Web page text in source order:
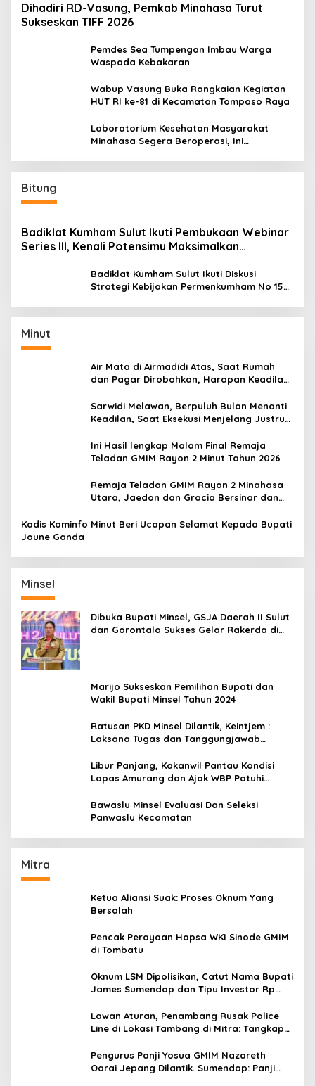
Dihadiri RD-Vasung, Pemkab Minahasa Turut
Sukseskan TIFF 2026
Pemdes Sea Tumpengan Imbau Warga
Waspada Kebakaran
Wabup Vasung Buka Rangkaian Kegiatan
HUT RI ke-81 di Kecamatan Tompaso Raya
Laboratorium Kesehatan Masyarakat
Minahasa Segera Beroperasi, Ini
Bitung
Badiklat Kumham Sulut Ikuti Pembukaan Webinar
Series III, Kenali Potensimu Maksimalkan
Badiklat Kumham Sulut Ikuti Diskusi
Strategi Kebijakan Permenkumham No 15
Minut
Air Mata di Airmadidi Atas, Saat Rumah
dan Pagar Dirobohkan, Harapan Keadilan
Sarwidi Melawan, Berpuluh Bulan Menanti
Keadilan, Saat Eksekusi Menjelang Justru
Ini Hasil lengkap Malam Final Remaja
Teladan GMIM Rayon 2 Minut Tahun 2026
Remaja Teladan GMIM Rayon 2 Minahasa
Utara, Jaedon dan Gracia Bersinar dan
Kadis Kominfo Minut Beri Ucapan Selamat Kepada Bupati
Joune Ganda
Minsel
Dibuka Bupati Minsel, GSJA Daerah II Sulut
dan Gorontalo Sukses Gelar Rakerda di
Marijo Sukseskan Pemilihan Bupati dan
Wakil Bupati Minsel Tahun 2024
Ratusan PKD Minsel Dilantik, Keintjem :
Laksana Tugas dan Tanggungjawab
Libur Panjang, Kakanwil Pantau Kondisi
Lapas Amurang dan Ajak WBP Patuhi
Bawaslu Minsel Evaluasi Dan Seleksi
Panwaslu Kecamatan
Mitra
Ketua Aliansi Suak: Proses Oknum Yang
Bersalah
Pencak Perayaan Hapsa WKI Sinode GMIM
di Tombatu
Oknum LSM Dipolisikan, Catut Nama Bupati
James Sumendap dan Tipu Investor Rp
Lawan Aturan, Penambang Rusak Police
Line di Lokasi Tambang di Mitra: Tangkap
Pengurus Panji Yosua GMIM Nazareth
Oarai Jepang Dilantik. Sumendap: Panji